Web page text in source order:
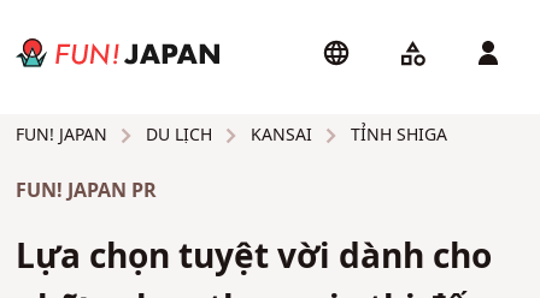
FUN! JAPAN DU LỊCH KANSAI TỈNH SHIGA
FUN! JAPAN PR
Lựa chọn tuyệt vời dành cho